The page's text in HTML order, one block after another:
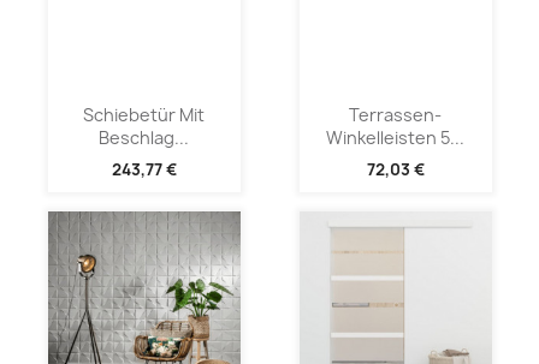
Schiebetür Mit
Beschlag...
243,77 €
Terrassen-
Winkelleisten 5...
72,03 €